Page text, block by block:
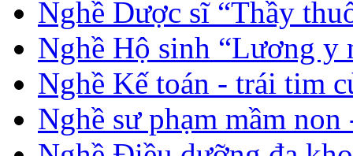
Nghề Dược sĩ “Thầy
Nghề Hộ sinh “Lương y
Nghề Kế toán - trái tim
Nghề sư phạm mầm